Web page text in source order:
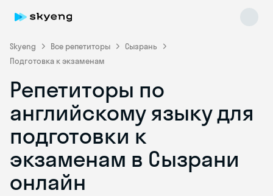
Skyeng Все репетиторы
Сызрань
Подготовка к экзаменам
Репетиторы по
английскому языку для
подготовки к
экзаменам в Сызрани
онлайн
Skyeng Chat